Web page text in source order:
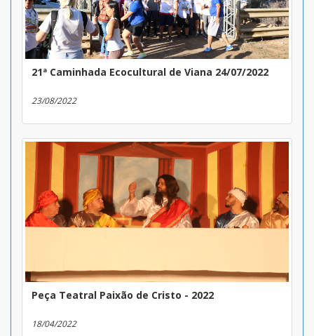
21ª Caminhada Ecocultural de Viana 24/07/2022
23/08/2022
Peça Teatral Paixão de Cristo - 2022
18/04/2022